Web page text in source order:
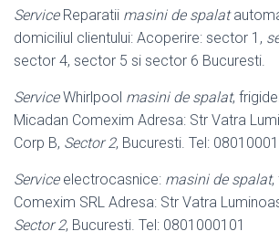
ServiceReparatii masini de spalat
domiciliul clientului: Acoperire: sector 1,
sector 4, sector 5 si sector 6 Bucuresti.
ServiceWhirlpool masini de spalat,
Micadan Comexim Adresa: Str Vatra
Corp B, Sector 2, Bucuresti. Tel:
Serviceelectrocasnice: masini de spalat,
Comexim SRL Adresa: Str Vatra
Sector 2, Bucuresti. Tel: 0801000101